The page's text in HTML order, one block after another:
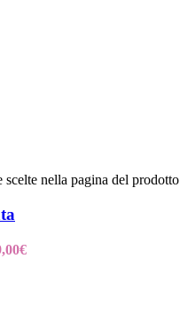
nella pagina del prodotto